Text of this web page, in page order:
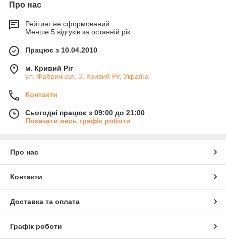
Про нас
Рейтинг не сформований
Менше 5 відгуків за останній рік
Працює з 10.04.2010
м. Кривий Ріг
ул. Фабричная, 3, Кривий Ріг, Україна
Контакти
Сьогодні працює з 09:00 до 21:00
Показати весь графік роботи
Про нас
Контакти
Доставка та оплата
Графік роботи